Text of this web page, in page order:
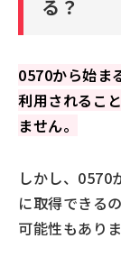
る？
0570から始ま
利用されるこ
ません。
しかし、0570
に取得できる
可能性もありま